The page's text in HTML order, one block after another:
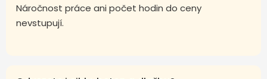
Náročnost práce ani počet hodin do ceny
nevstupují.